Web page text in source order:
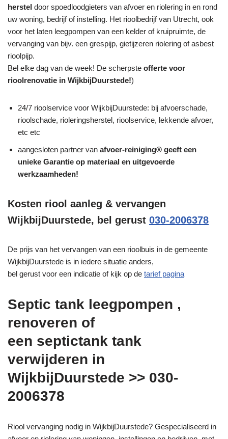
herstel door spoedloodgieters van afvoer en riolering in en rond
uw woning, bedrijf of instelling. Het rioolbedrijf van Utrecht, ook
voor het laten leegpompen van een kelder of kruipruimte, de
vervanging van bijv. een grespijp, gietijzeren riolering of asbest
rioolpijp.
Bel elke dag van de week! De scherpste offerte voor
rioolrenovatie in WijkbijDuurstede!)
24/7 rioolservice voor WijkbijDuurstede: bij afvoerschade,
rioolschade, rioleringsherstel, rioolservice, lekkende afvoer,
etc etc
aangesloten partner van afvoer-reiniging® geeft een
unieke Garantie op materiaal en uitgevoerde
werkzaamheden!
Kosten riool aanleg & vervangen
WijkbijDuurstede, bel gerust 030-2006378
De prijs van het vervangen van een rioolbuis in de gemeente
WijkbijDuurstede is in iedere situatie anders,
bel gerust voor een indicatie of kijk op de tarief pagina
Septic tank leegpompen ,
renoveren of
een septictank tank
verwijderen in
WijkbijDuurstede >> 030-
2006378
Riool vervanging nodig in WijkbijDuurstede? Gespecialiseerd in